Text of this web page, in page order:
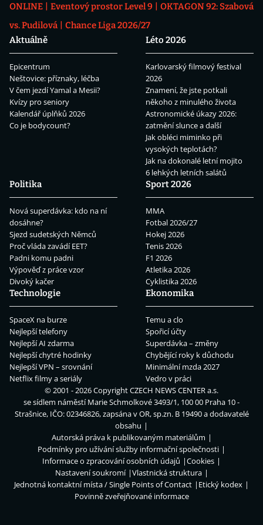
ONLINE
Eventový prostor Level 9
OKTAGON 92: Szabová
vs. Pudilová
Chance Liga 2026/27
Aktuálně
Epicentrum
Neštovice: příznaky, léčba
V čem jezdí Yamal a Mesii?
Kvízy pro seniory
Kalendář úplňků 2026
Co je bodycount?
Léto 2026
Karlovarský filmový festival
2026
Znamení, že jste potkali
někoho z minulého života
Astronomické úkazy 2026:
zatmění slunce a další
Jak obléci miminko při
vysokých teplotách?
Jak na dokonalé letní mojito
6 lehkých letních salátů
Politika
Nová superdávka: kdo na ní
dosáhne?
Sjezd sudetských Němců
Proč vláda zavádí EET?
Padni komu padni
Výpověď z práce vzor
Divoký kačer
Sport 2026
MMA
Fotbal 2026/27
Hokej 2026
Tenis 2026
F1 2026
Atletika 2026
Cyklistika 2026
Technologie
SpaceX na burze
Nejlepší telefony
Nejlepší AI zdarma
Nejlepší chytré hodinky
Nejlepší VPN – srovnání
Netflix filmy a seriály
Ekonomika
Temu a clo
Spořicí účty
Superdávka – změny
Chybějící roky k důchodu
Minimální mzda 2027
Vedro v práci
© 2001 - 2026 CopyrightCZECH NEWS CENTER a.s.
se sídlem náměstí Marie Schmolkové 3493/1, 100 00 Praha 10 -
Strašnice, IČO: 02346826, zapsána v OR, sp.zn. B 19490 a dodavatelé
obsahu
Autorská práva k publikovaným materiálům
Podmínky pro užívání služby informační společnosti
Informace o zpracování osobních údajů
Cookies
Nastavení soukromí
Vlastnická struktura
Jednotná kontaktní místa / Single Points of Contact
Etický kodex
Povinně zveřejňované informace